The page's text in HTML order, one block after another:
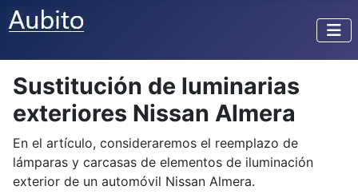
Sustitución de luminarias
exteriores Nissan Almera
En el artículo, consideraremos el reemplazo de
lámparas y carcasas de elementos de iluminación
exterior de un automóvil Nissan Almera.